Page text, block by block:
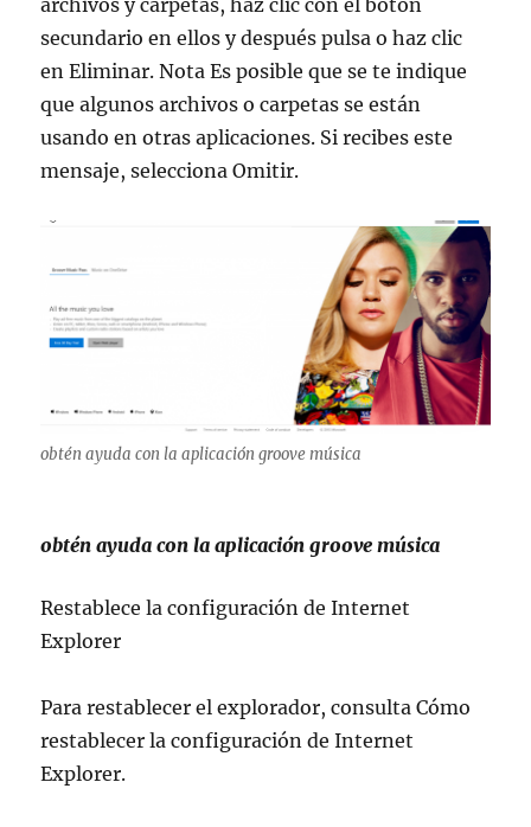
archivos y carpetas, haz clic con el botón
secundario en ellos y después pulsa o haz clic
en Eliminar. Nota Es posible que se te indique
que algunos archivos o carpetas se están
usando en otras aplicaciones. Si recibes este
mensaje, selecciona Omitir.
obtén ayuda con la aplicación groove música
obtén ayuda con la aplicación groove música
Restablece la configuración de Internet
Explorer
Para restablecer el explorador, consulta Cómo
restablecer la configuración de Internet
Explorer.